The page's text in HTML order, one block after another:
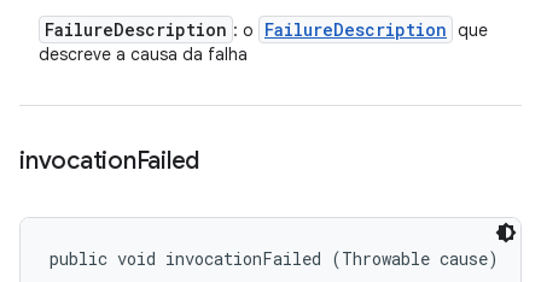
FailureDescription : o FailureDescription que
descreve a causa da falha
invocationFailed
public void invocationFailed (Throwable cause)